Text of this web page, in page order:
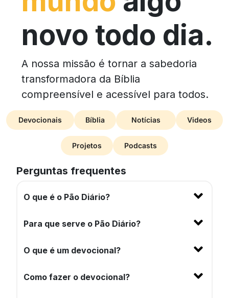
novo todo dia.
A nossa missão é tornar a sabedoria
transformadora da Bíblia
compreensível e acessível para todos.
Devocionais Bíblia Notícias Videos
Projetos Podcasts
Perguntas frequentes
O que é o Pão Diário?
Para que serve o Pão Diário?
O que é um devocional?
Como fazer o devocional?